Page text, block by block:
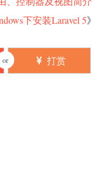
下安装Laravel 5》
or 打赏